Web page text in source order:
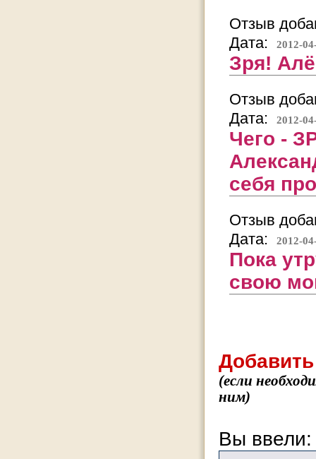
Отзыв
Дата:
2012-
Зря!
Отзыв
Дата:
2012-
Чего -
себя
Отзыв
Дата:
2012-
Пока
свою
(если
ним)
Вы